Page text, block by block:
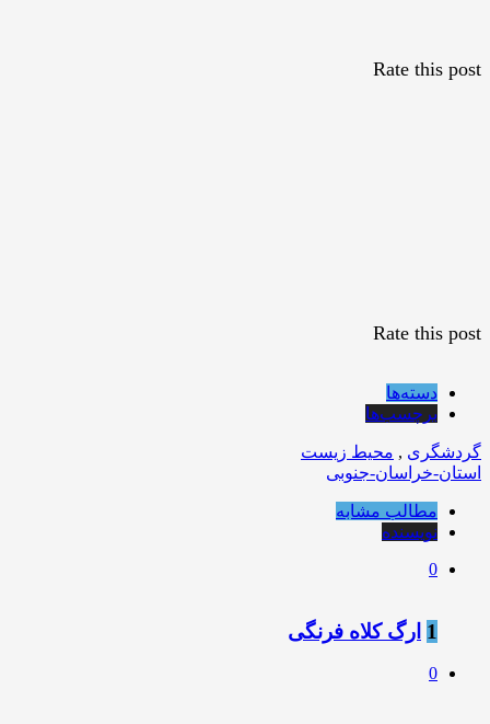
Rate this post
Rate this post
دسته‌ها
برچسب‌ها
گردشگری , محیط زیست
استان-خراسان-جنوبی
مطالب مشابه
نویسنده
0
1 ارگ کلاه فرنگی
0